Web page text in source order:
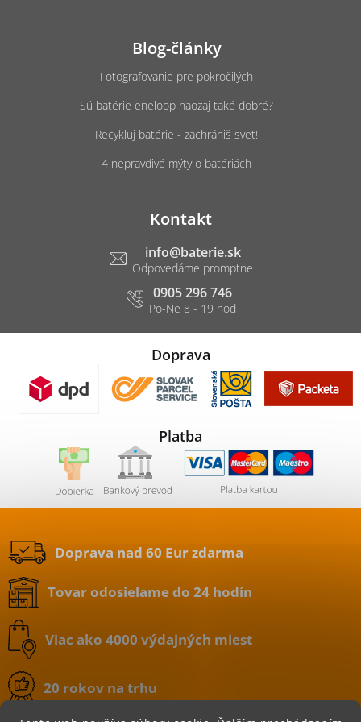
Blog-články
Fotografovanie pre pokročilých
Sú batérie eneloop naozaj také dobré?
Recykluj batérie - zachrániš svet!
4 nepravdivé mýty o batériách
Kontakt
info@baterie.sk
0905 296 746
Doprava
Platba
Doprava nad 60 Eur zdarma
Tovar odosielame do 24 hodín
Viac ako 4000 výdajných miest
20 rokov na trhu